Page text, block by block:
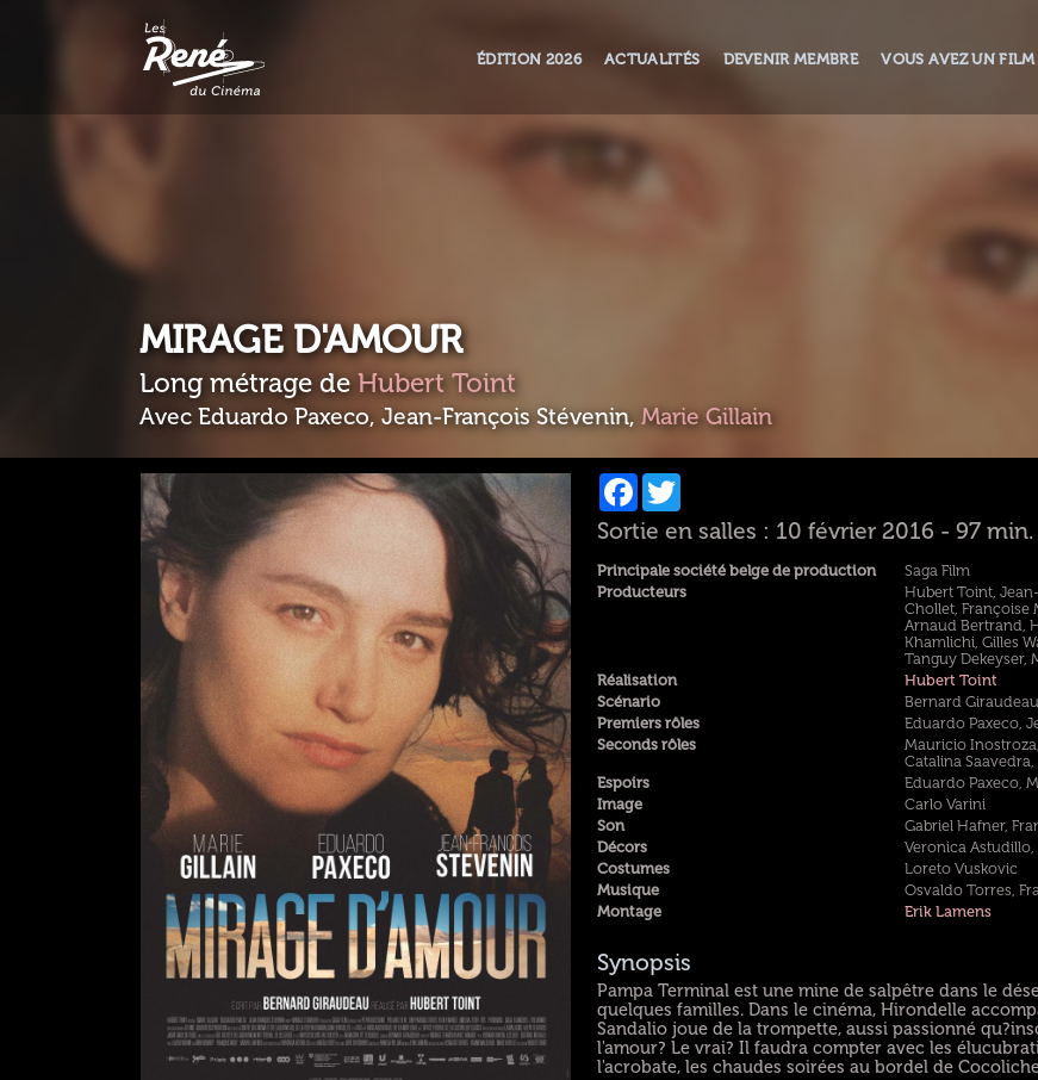
ÉDITION 2026 ACTUALITÉS DEVENIR MEMBRE VOUS AVEZ UN FILM
MIRAGE D'AMOUR
Long métrage deHubert Toint
Avec Eduardo Paxeco, Jean-François Stévenin, Marie Gillain
Facebook
Sortie en salles : 10 février 2016 - 97 min.
Principale société belge de production
Saga Film
Producteurs
Hubert Toint,
Chollet, Françoise
Arnaud Bertrand,
Khamlichi, Gilles
Tanguy Dekeyser,
Réalisation
Hubert Toint
Scénario
Bernard
Premiers rôles
Eduardo Paxeco,
Seconds rôles
Mauricio
Catalina
Espoirs
Eduardo Paxeco,
Image
Carlo Varini
Son
Gabriel Hafner,
Décors
Veronica Astudillo,
Costumes
Loreto Vuskovic
Musique
Osvaldo Torres,
Montage
Erik Lamens
Synopsis
Pampa Terminal est une mine de salpêtre dans le
quelques familles. Dans le cinéma, Hirondelle
Sandalio joue de la trompette, aussi passionné
l'amour? Le vrai? Il faudra compter avec les
l'acrobate, les chaudes soirées au bordel de